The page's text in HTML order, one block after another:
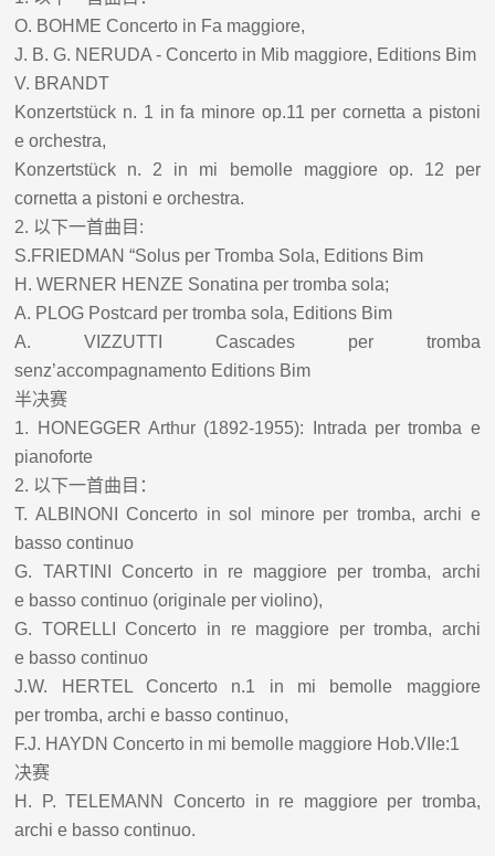
O. BOHME Concerto in Fa maggiore,
J. B. G. NERUDA - Concerto in Mib maggiore, Editions Bim
V. BRANDT
Konzertstück n. 1 in fa minore op.11 per cornetta a pistoni
e orchestra,
Konzertstück n. 2 in mi bemolle maggiore op. 12 per
cornetta a pistoni e orchestra.
2. 以下一首曲目 :
S.FRIEDMAN “Solus per Tromba Sola, Editions Bim
H. WERNER HENZE Sonatina per tromba sola;
A. PLOG Postcard per tromba sola, Editions Bim
A. VIZZUTTI Cascades per tromba
senz’accompagnamento Editions Bim
半决赛
1.
HONEGGER Arthur (1892-1955): Intrada per tromba e
pianoforte
2. 以下一首曲目：
T. ALBINONI Concerto in sol minore per tromba, archi e
basso continuo
G. TARTINI Concerto in re maggiore per tromba, archi
e basso continuo (originale per violino),
G. TORELLI Concerto in re maggiore per tromba, archi
e basso continuo
J.W. HERTEL Concerto n.1 in mi bemolle maggiore
per tromba, archi e basso continuo,
F.J. HAYDN Concerto in mi bemolle maggiore Hob.VIIe:1
决赛
H.
P. TELEMANN Concerto in re maggiore per tromba,
archi e basso continuo.